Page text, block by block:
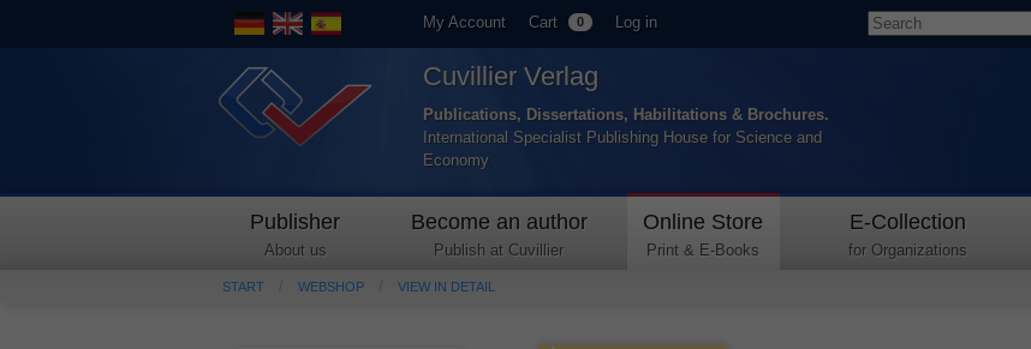
My Account Cart 0 Log in
Cuvillier Verlag
Publications, Dissertations, Habilitations & Brochures.
International Specialist Publishing House for Science and
Economy
Publisher
About us
Become an author
Publish at Cuvillier
Online Store
Print & E-Books
E-Collection
for Organizations
START WEBSHOP VIEW IN DETAIL